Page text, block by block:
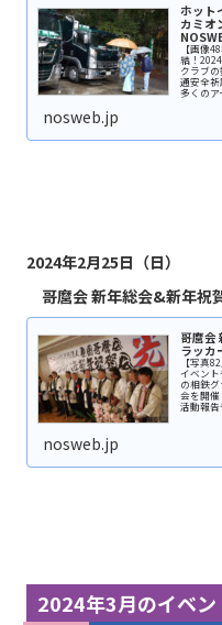
ホット
カミオ
【画像
結！
クラブ
通安全
多くのア
nosweb.jp
2024年2月25日（日）
哥麿会 新年総会&新年祝
哥麿会
ラッカ
【写真
イベン
の相鉄
会を開
活動報
nosweb.jp
2024年3月のイベン